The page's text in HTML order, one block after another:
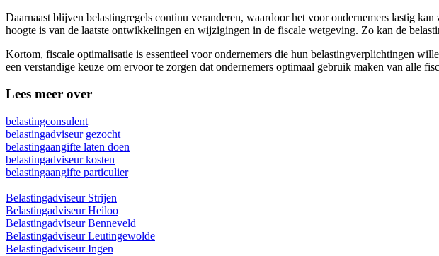
Daarnaast blijven belastingregels continu veranderen, waardoor het voor ondernemers lastig
hoogte is van de laatste ontwikkelingen en wijzigingen in de fiscale wetgeving. Zo kan de
Kortom, fiscale optimalisatie is essentieel voor ondernemers die hun belastingverplichtingen
een verstandige keuze om ervoor te zorgen dat ondernemers optimaal gebruik maken van alle
Lees meer over
belastingconsulent
belastingadviseur gezocht
belastingaangifte laten doen
belastingadviseur kosten
belastingaangifte particulier
Belastingadviseur Strijen
Belastingadviseur Heiloo
Belastingadviseur Benneveld
Belastingadviseur Leutingewolde
Belastingadviseur Ingen